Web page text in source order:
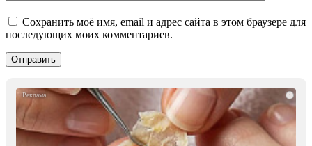
Сохранить моё имя, email и адрес сайта в этом браузере для
последующих моих комментариев.
i